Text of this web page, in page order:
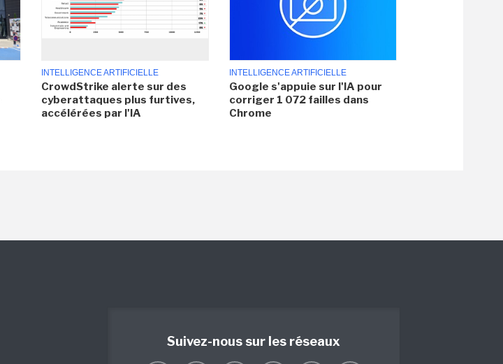
INTELLIGENCE ARTIFICIELLE
CrowdStrike alerte sur des
cyberattaques plus furtives,
accélérées par l'IA
INTELLIGENCE ARTIFICIELLE
Google s'appuie sur l'IA pour
corriger 1 072 failles dans
Chrome
Suivez-nous sur les réseaux